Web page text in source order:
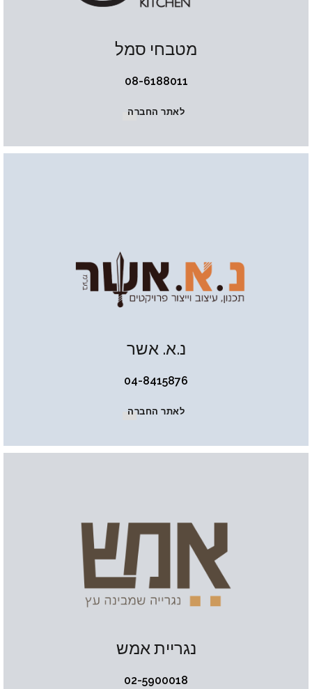
מטבחי סמל
08-6188011
לאתר החברה
נ.א. אשר
04-8415876
לאתר החברה
נגריית אמש
02-5900018